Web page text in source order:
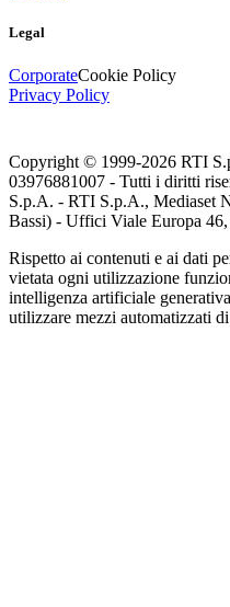
Legal
CorporateCookie Policy
Privacy Policy
Copyright © 1999-2026 RTI
03976881007 - Tutti i diritti
S.p.A. - RTI S.p.A., Mediaset
Bassi) - Uffici Viale Europa
Rispetto ai contenuti e ai dati
vietata ogni utilizzazione
intelligenza artificiale
utilizzare mezzi automatizzati